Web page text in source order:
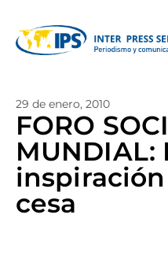
29 de enero, 2010
FORO
MUNDIAL:
cesa